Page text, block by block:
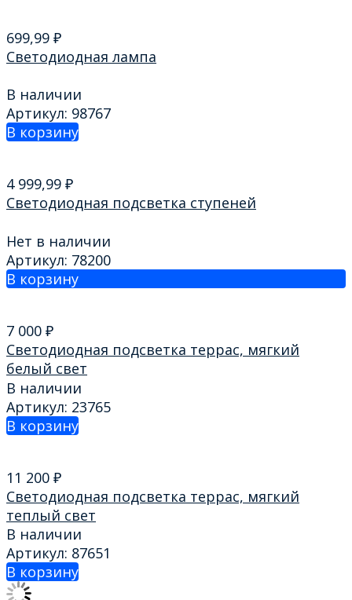
699,99 ₽
Светодиодная лампа
В наличии
Артикул: 98767
В корзину
4 999,99 ₽
Светодиодная подсветка ступеней
Нет в наличии
Артикул: 78200
В корзину
7 000 ₽
Светодиодная подсветка террас, мягкий
белый свет
В наличии
Артикул: 23765
В корзину
11 200 ₽
Светодиодная подсветка террас, мягкий
теплый свет
В наличии
Артикул: 87651
В корзину